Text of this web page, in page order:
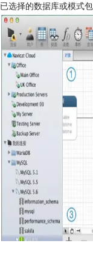
已选择的数据库或模式